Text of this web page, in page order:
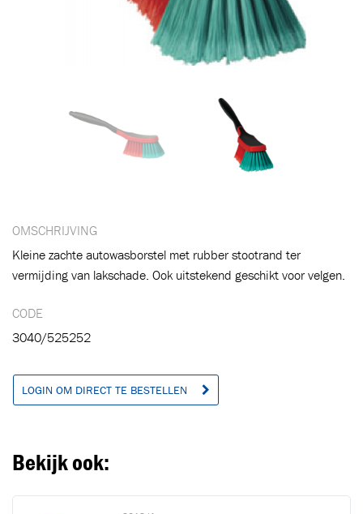
OMSCHRIJVING
Kleine zachte autowasborstel met rubber stootrand ter
vermijding van lakschade. Ook uitstekend geschikt voor velgen.
CODE
3040/525252
LOGIN OM DIRECT TE BESTELLEN
Bekijk ook:
VERDER WINKELEN Ga naar winkelwagen